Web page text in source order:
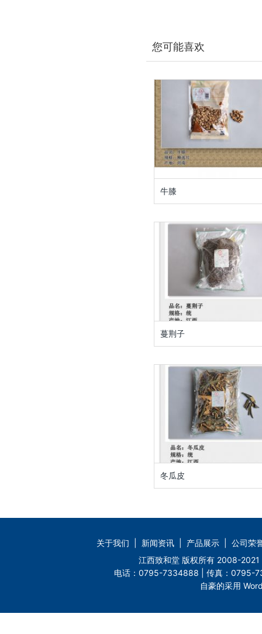
您可能喜欢
牛膝
蔓荆子
冬瓜皮
关于我们 新闻资讯 产品展示
公司荣
江西致和堂 版权所有 2008-
电话：0795-7334888 | 传真：0795-
自豪的采用